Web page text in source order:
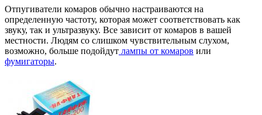
Отпугиватели комаров обычно настраиваются на
определенную частоту, которая может соответствовать как
звуку, так и ультразвуку. Все зависит от комаров в вашей
местности. Людям со слишком чувствительным слухом,
возможно, больше подойдут лампы от комаров или
фумигаторы.